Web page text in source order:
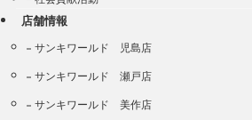
店舗情報
サンキワールド 児島店
サンキワールド 瀬戸店
サンキワールド 美作店